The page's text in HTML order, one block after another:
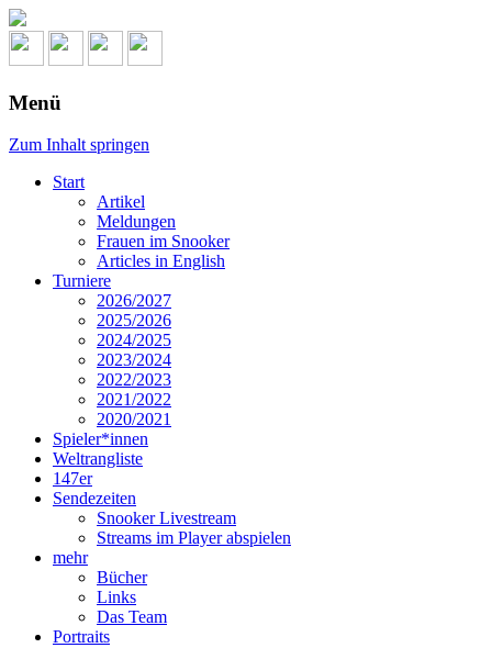
Menü
Zum Inhalt springen
Start
Artikel
Meldungen
Frauen im Snooker
Articles in English
Turniere
2026/2027
2025/2026
2024/2025
2023/2024
2022/2023
2021/2022
2020/2021
Spieler*innen
Weltrangliste
147er
Sendezeiten
Snooker Livestream
Streams im Player abspielen
mehr
Bücher
Links
Das Team
Portraits